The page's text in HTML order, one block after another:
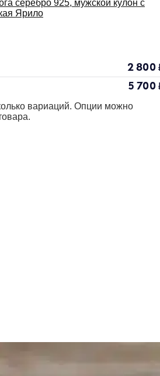
2 800
5 700
вариаций. Опции можно